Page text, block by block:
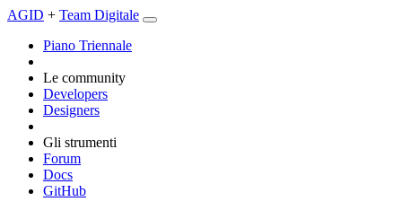
AGID + Team Digitale
Piano Triennale
Le community
Developers
Designers
Gli strumenti
Forum
Docs
GitHub